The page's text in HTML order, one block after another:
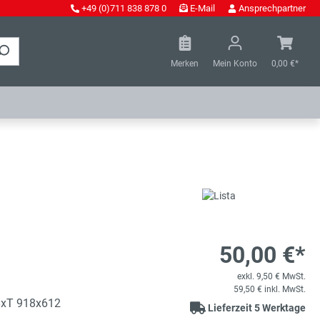
+49 (0)711 838 878 0 E-Mail Ansprechpartner
Merken Mein Konto 0,00 €*
918x612
50,00 €*
exkl. 9,50 € MwSt.
59,50 € inkl. MwSt.
Lieferzeit 5 Werktage